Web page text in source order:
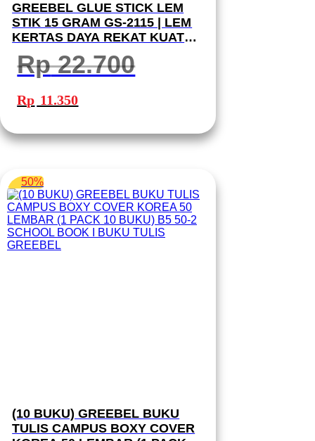
GREEBEL GLUE STICK LEM
STIK 15 GRAM GS-2115 | LEM
KERTAS DAYA REKAT KUAT
MUDAH DIGUNAKAN
Rp22.700
Harga
aslinya
adalah:
Rp 11.350ini
50%
(10 BUKU) GREEBEL BUKU
TULIS CAMPUS BOXY COVER